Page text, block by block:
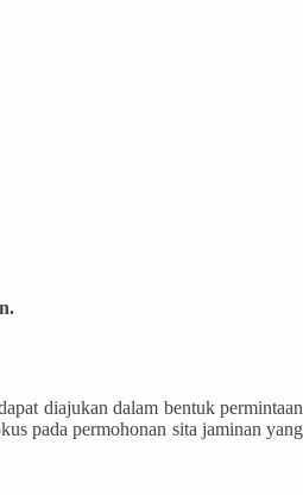
diajukan dalam bentuk permintaan
pada permohonan sita jaminan yang